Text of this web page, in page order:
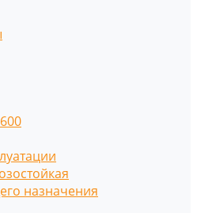
назначения